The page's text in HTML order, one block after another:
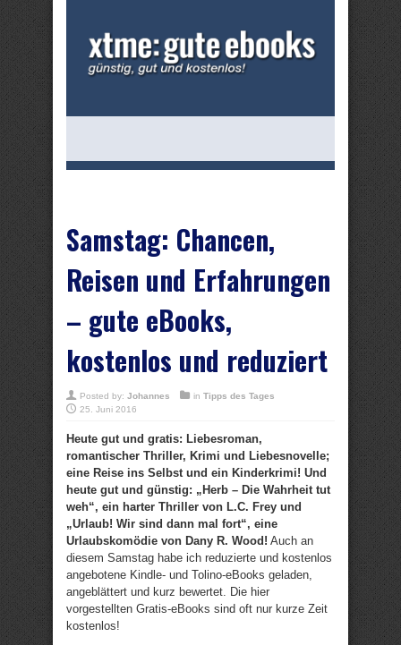
Samstag: Chancen,
Reisen und Erfahrungen
– gute eBooks,
kostenlos und reduziert
Posted by: Johannes in Tipps des Tages
25. Juni 2016
Heute gut und gratis: Liebesroman,
romantischer Thriller, Krimi und Liebesnovelle;
eine Reise ins Selbst und ein Kinderkrimi! Und
heute gut und günstig: „Herb – Die Wahrheit tut
weh“, ein harter Thriller von L.C. Frey und
„Urlaub! Wir sind dann mal fort“, eine
Urlaubskomödie von Dany R. Wood! Auch an
diesem Samstag habe ich reduzierte und kostenlos
angebotene Kindle- und Tolino-eBooks geladen,
angeblättert und kurz bewertet. Die hier
vorgestellten Gratis-eBooks sind oft nur kurze Zeit
kostenlos!